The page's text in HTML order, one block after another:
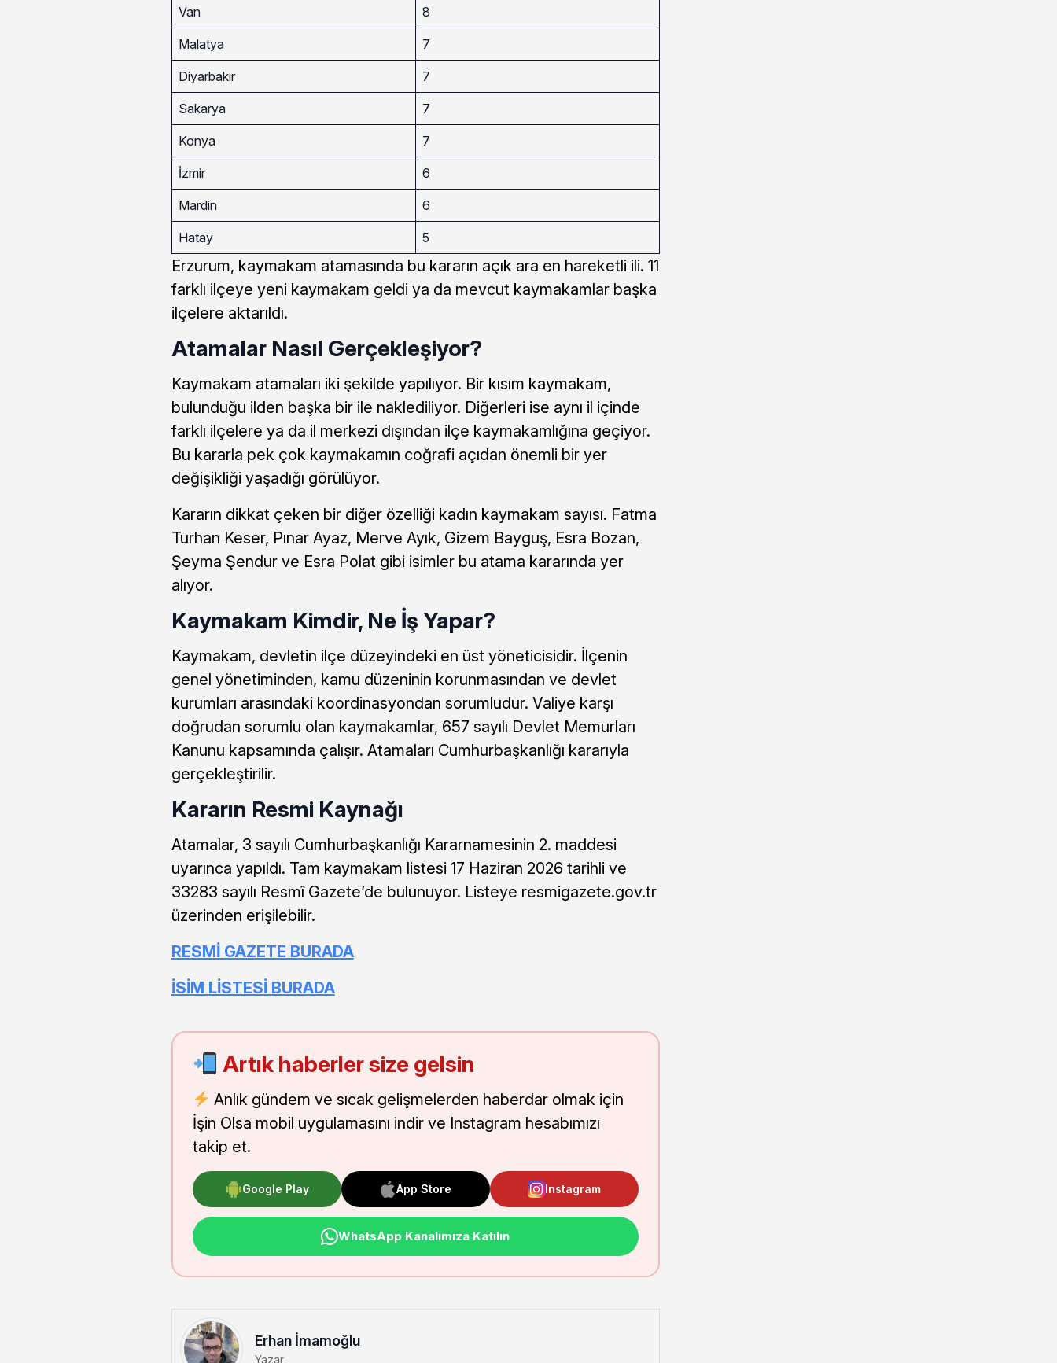
Van 8
Malatya 7
Diyarbakır 7
Sakarya 7
Konya 7
İzmir 6
Mardin 6
Hatay 5
Erzurum, kaymakam atamasında bu kararın açık ara en hareketli ili. 11
farklı ilçeye yeni kaymakam geldi ya da mevcut kaymakamlar başka
ilçelere aktarıldı.
Atamalar Nasıl Gerçekleşiyor?
Kaymakam atamaları iki şekilde yapılıyor. Bir kısım kaymakam,
bulunduğu ilden başka bir ile naklediliyor. Diğerleri ise aynı il içinde
farklı ilçelere ya da il merkezi dışından ilçe kaymakamlığına geçiyor.
Bu kararla pek çok kaymakamın coğrafi açıdan önemli bir yer
değişikliği yaşadığı görülüyor.
Kararın dikkat çeken bir diğer özelliği kadın kaymakam sayısı. Fatma
Turhan Keser, Pınar Ayaz, Merve Ayık, Gizem Bayguş, Esra Bozan,
Şeyma Şendur ve Esra Polat gibi isimler bu atama kararında yer
alıyor.
Kaymakam Kimdir, Ne İş Yapar?
Kaymakam, devletin ilçe düzeyindeki en üst yöneticisidir. İlçenin
genel yönetiminden, kamu düzeninin korunmasından ve devlet
kurumları arasındaki koordinasyondan sorumludur. Valiye karşı
doğrudan sorumlu olan kaymakamlar, 657 sayılı Devlet Memurları
Kanunu kapsamında çalışır. Atamaları Cumhurbaşkanlığı kararıyla
gerçekleştirilir.
Kararın Resmi Kaynağı
Atamalar, 3 sayılı Cumhurbaşkanlığı Kararnamesinin 2. maddesi
uyarınca yapıldı. Tam kaymakam listesi 17 Haziran 2026 tarihli ve
33283 sayılı Resmî Gazete’de bulunuyor. Listeye resmigazete.gov.tr
üzerinden erişilebilir.
RESMİ GAZETE BURADA
İSİM LİSTESİ BURADA
Artık haberler size gelsin
Anlık gündem ve sıcak gelişmelerden haberdar olmak için
İşin Olsa mobil uygulamasını indir ve Instagram hesabımızı
takip et.
Google Play App Store Instagram
WhatsApp Kanalımıza Katılın
Erhan İmamoğlu
Yazar